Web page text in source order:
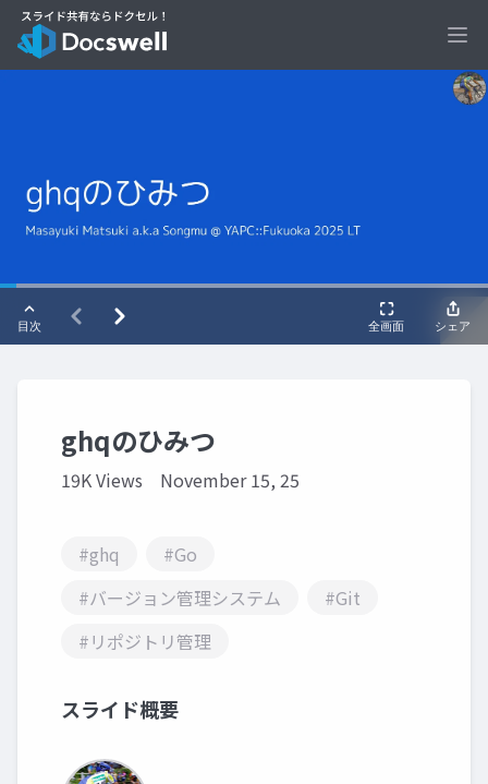
ghqのひみつ
19K Views November 15, 25
#ghq
#Go
#バージョン管理システム
#Git
#リポジトリ管理
スライド概要